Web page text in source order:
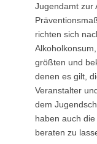
Jugendamt zur
richten sich
größten und
denen es gilt,
Veranstalter
dem
haben auch
beraten zu